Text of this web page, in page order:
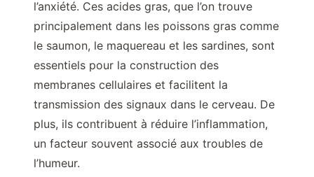
l’anxiété. Ces acides gras, que l’on trouve
principalement dans les poissons gras comme
le saumon, le maquereau et les sardines, sont
essentiels pour la construction des
membranes cellulaires et facilitent la
transmission des signaux dans le cerveau. De
plus, ils contribuent à réduire l’inflammation,
un facteur souvent associé aux troubles de
l’humeur.